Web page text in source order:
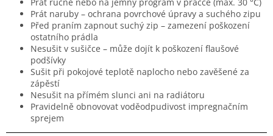
Prát naruby – ochrana povrchové úpravy a suchého zipu
Před praním zapnout suchý zip – zamezení poškození
ostatního prádla
Nesušit v sušičce – může dojít k poškození flaušové
podšívky
Sušit při pokojové teplotě naplocho nebo zavěšené za
zápěstí
Nesušit na přímém slunci ani na radiátoru
Pravidelně obnovovat voděodpudivost impregnačním
sprejem